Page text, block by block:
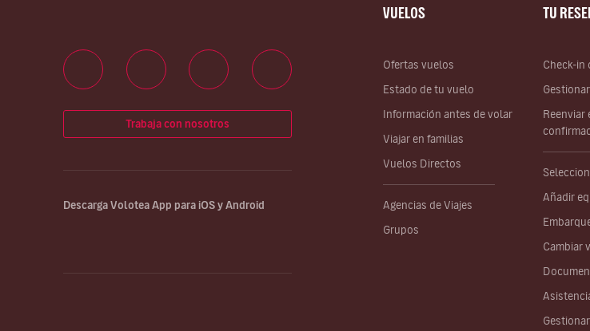
VUELOS
Ofertas vuelos
Estado de tu vuelo
Información antes de volar
Viajar en familias
Vuelos Directos
Agencias de Viajes
Grupos
TU
Check-in
Reenviar
Añadir
Cambiar
Trabaja con nosotros
Descarga Volotea App para iOS y Android